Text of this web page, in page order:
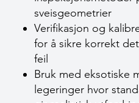
sveisgeometrier
Verifikasjon og
for å sikre korrekt
feil
Bruk med eksotiske
legeringer hvor